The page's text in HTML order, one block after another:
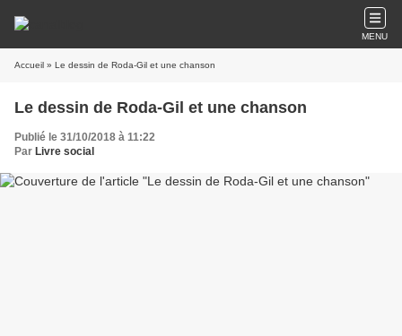
MENU
Accueil » Le dessin de Roda-Gil et une chanson
Le dessin de Roda-Gil et une chanson
Publié le 31/10/2018 à 11:22
Par Livre social